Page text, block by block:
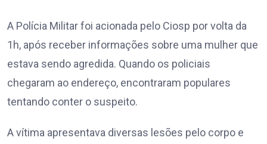
A Polícia Militar foi acionada pelo Ciosp por volta da
1h, após receber informações sobre uma mulher que
estava sendo agredida. Quando os policiais
chegaram ao endereço, encontraram populares
tentando conter o suspeito.
A vítima apresentava diversas lesões pelo corpo e